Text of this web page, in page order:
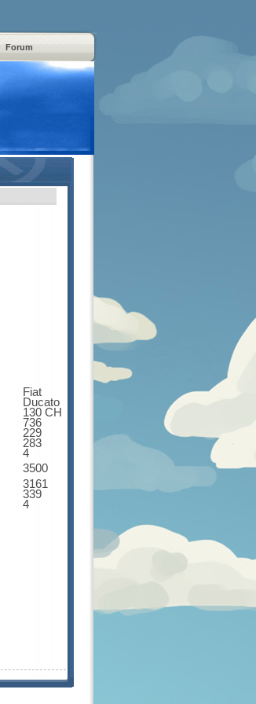
Forum
Fiat
Ducato
130 CH
736
229
283
4
3500
3161
339
4